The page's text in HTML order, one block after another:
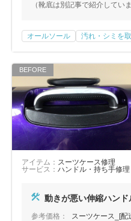
（靴底は別記事で紹介していま
オールソール 汚れ・シミを
アイテム： スーツケース修理
サービス： ハンドル・持ち手修
動きが悪い伸縮ハン
参考価格：
スーツケース_[配